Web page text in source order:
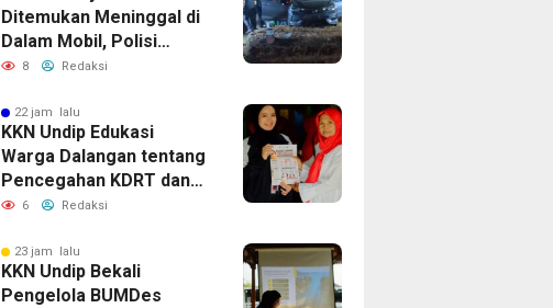
Ditemukan Meninggal di
Dalam Mobil, Polisi
Selidiki Dugaan
Pencurian
8 Redaksi
22 jam lalu
KKN Undip Edukasi
Warga Dalangan tentang
Pencegahan KDRT dan
Komunikasi Keluarga
6 Redaksi
23 jam lalu
KKN Undip Bekali
Pengelola BUMDes